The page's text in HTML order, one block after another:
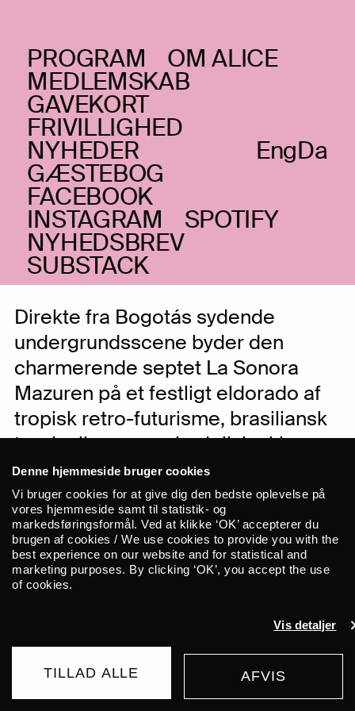
Denne hjemmeside bruger cookies
Vi bruger cookies for at give dig den bedste oplevelse på
vores hjemmeside samt til statistik- og
markedsføringsformål. Ved at klikke ‘OK’ accepterer du
brugen af cookies / We use cookies to provide you with the
best experience on our website and for statistical and
marketing purposes. By clicking ‘OK’, you accept the use
of cookies.
Vis detaljer
TILLAD ALLE AFVIS
PROGRAM OM ALICE
MEDLEMSKAB
GAVEKORT
FRIVILLIGHED
NYHEDER Da
Eng
GÆSTEBOG
FACEBOOK
INSTAGRAM SPOTIFY
NYHEDSBREV
SUBSTACK
ONSDAG _09.10.24
La Sonora Mazuren
FÅ BILLETTER
Et festligt eldorado af tropisk retro-
futurisme, brasiliansk tropicalia og
psychedeliske klange
FÅ BILLETTER
Direkte fra Bogotás sydende
undergrundsscene byder den
charmerende septet La Sonora
Mazuren på et festligt eldorado af
tropisk retro-futurisme, brasiliansk
tropicalia og psychedeliske klange.
Med et solidt liveomdømme i
ryggen, tager de på Europa-tour til
efteråret og giver koncert på ALICE.
La Sonora Mazuren er det nyeste skud
på stammen fra Bogotás sydende
charmerende septet byder på et festligt
eldorado af latinamerikansk
populærmusik, brasiliansk tropicalia og
tropisk retro-futurisme. Ledsaget af de